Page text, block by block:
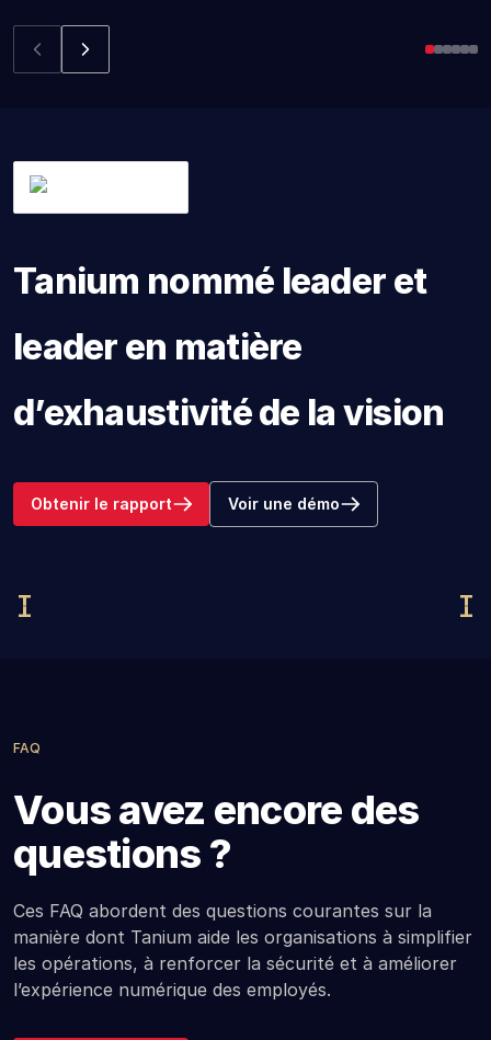
Tanium nommé leader et
leader en matière
d’exhaustivité de la vision
Obtenir le rapport Voir une démo
FAQ
Vous avez encore des
questions ?
Ces FAQ abordent des questions courantes sur la
manière dont Tanium aide les organisations à simplifier
les opérations, à renforcer la sécurité et à améliorer
l’expérience numérique des employés.